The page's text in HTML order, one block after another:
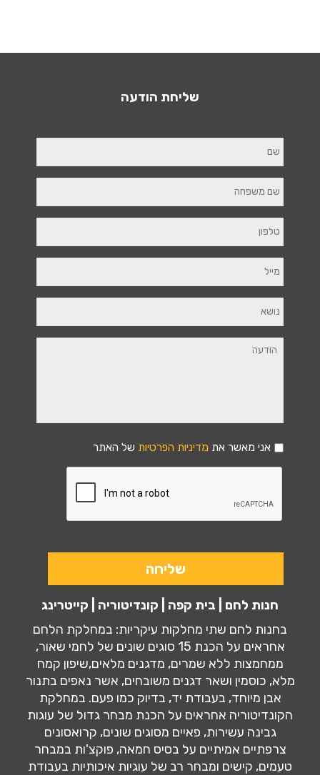
שליחת הודעה
אני מאשר את מדיניות הפרטיות של האתר
חנות לחם | בית קפה | קונדיטוריה | קייטרינג
בחנות לחם שתי מחלקות עיקריות: במחלקת הלחם
אחראים על הכנת 15 סוגים שונים של לחמי שאור,
ממחמצות ללא שמרים, מדגנים מלאים,שיפון קמח
מלא, כוסמין ושאר דגנים משובחים, אשר נאפים בתנור
אבן מיוחד, בעבודת יד, בדיוק כמו פעם. במחלקת
הקונדיטוריה אחראים על הכנת מבחר גדול של עוגות
גבינה עשירות, פאיים מסוגים שונים, קרואסונים
צרפתיים אמיתיים על בסיס חמאה, פוקצ'ות במבחר
טעמים, קישים ומבחר רב של עוגיות איכותיות בעבודת